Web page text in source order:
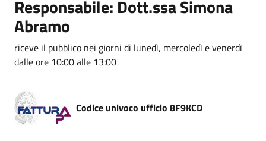
Responsabile: Dott.ssa Simona
Abramo
riceve il pubblico nei giorni di lunedì, mercoledì e venerdì
dalle ore 10:00 alle 13:00
Codice univoco ufficio 8F9KCD